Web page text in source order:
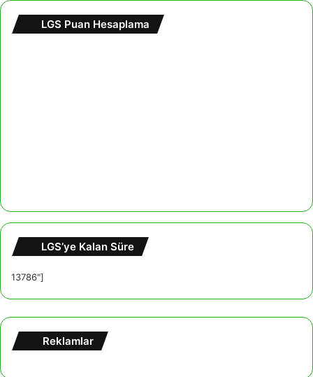
LGS Puan Hesaplama
LGS’ye Kalan Süre
13786"]
Reklamlar